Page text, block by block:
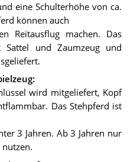
eine Schulterhöhe von ca.
können auch
Reitausflug machen. Das
und Zaumzeug und
wird mitgeliefert, Kopf
Das Stehpferd ist
3 Jahren. Ab 3 Jahren nur